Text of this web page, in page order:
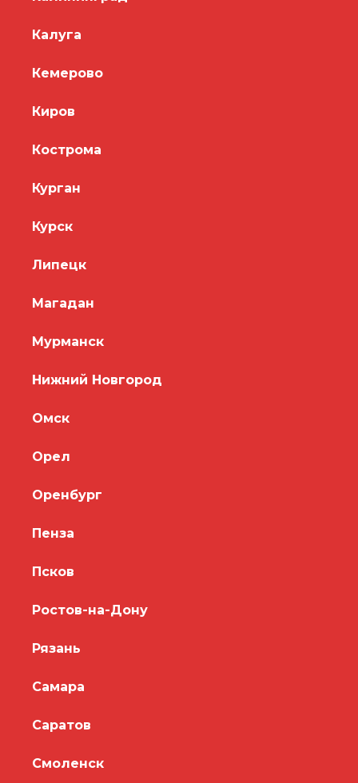
Калуга
Кемерово
Киров
Кострома
Курган
Курск
Липецк
Магадан
Мурманск
Нижний Новгород
Омск
Орел
Оренбург
Пенза
Псков
Ростов-на-Дону
Рязань
Самара
Саратов
Смоленск